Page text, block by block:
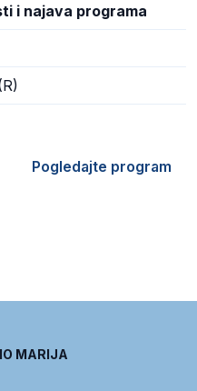
i najava programa
Pogledajte program
MARIJA